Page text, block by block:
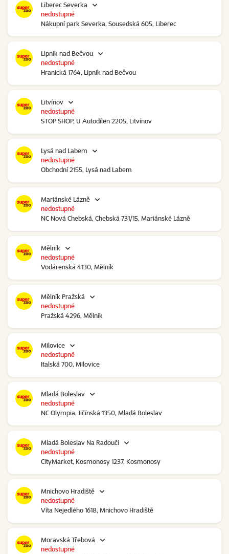
Liberec Severka
Nákupní park Severka, Sousedská 605, Liberec
nedostupné
Lipník nad Bečvou
Hranická 1764, Lipník nad Bečvou
nedostupné
Litvínov
STOP SHOP, U Autodílen 2205, Litvínov
nedostupné
Lysá nad Labem
Obchodní 2155, Lysá nad Labem
nedostupné
Mariánské Lázně
NC Nová Chebská, Chebská 731/15, Mariánské Lázně
nedostupné
Mělník
Vodárenská 4130, Mělník
nedostupné
Mělník Pražská
Pražská 4296, Mělník
nedostupné
Milovice
Italská 700, Milovice
nedostupné
Mladá Boleslav
NC Olympia, Jičínská 1350, Mladá Boleslav
nedostupné
Mladá Boleslav Na Radouči
CityMarket, Kosmonosy 1237, Kosmonosy
nedostupné
Mnichovo Hradiště
Víta Nejedlého 1618, Mnichovo Hradiště
nedostupné
Moravská Třebová
nedostupné